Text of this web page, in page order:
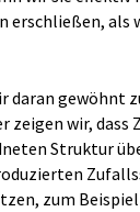
erschließen, als
daran gewöhnt
wir, dass
Struktur
zum